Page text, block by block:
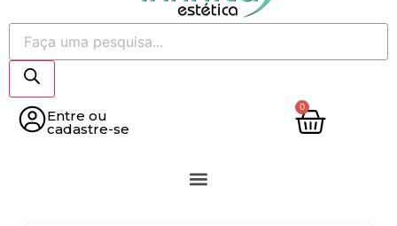
Entre ou
cadastre-se